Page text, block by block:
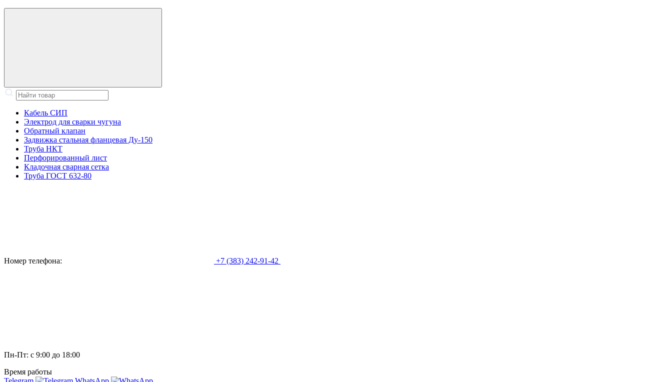
Кабель СИП
Электрод для сварки чугуна
Обратный клапан
Задвижка стальная фланцевая Ду-150
Труба НКТ
Перфорированный лист
Кладочная сварная сетка
Труба ГОСТ 632-80
Номер телефона: +7 (383) 242-91-42
Пн-Пт: с 9:00 до 18:00
Время работы